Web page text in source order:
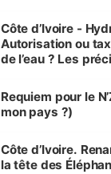
Côte d’Ivoire -
Autorisation ou
de l’eau ? Les
Requiem pour le
mon pays ?)
Côte d’Ivoire.
la tête des